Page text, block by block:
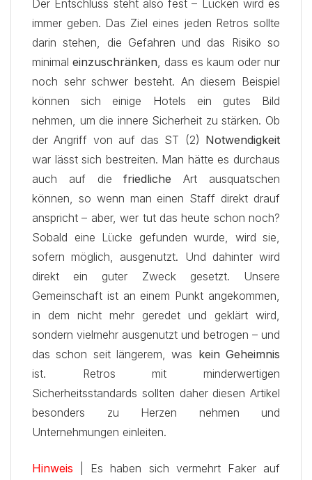
Der Entschluss steht also fest – Lücken wird es
immer geben. Das Ziel eines jeden Retros sollte
darin stehen, die Gefahren und das Risiko so
minimal einzuschränken, dass es kaum oder nur
noch sehr schwer besteht. An diesem Beispiel
können sich einige Hotels ein gutes Bild
nehmen, um die innere Sicherheit zu stärken. Ob
der Angriff von auf das ST (2) Notwendigkeit
war lässt sich bestreiten. Man hätte es durchaus
auch auf diefriedliche Art ausquatschen
können, so wenn man einen Staff direkt drauf
anspricht – aber, wer tut das heute schon noch?
Sobald eine Lücke gefunden wurde, wird sie,
sofern möglich, ausgenutzt. Und dahinter wird
direkt ein guter Zweck gesetzt. Unsere
Gemeinschaft ist an einem Punkt angekommen,
in dem nicht mehr geredet und geklärt wird,
sondern vielmehr ausgenutzt und betrogen – und
das schon seit längerem, was kein Geheimnis
ist. Retros mit minderwertigen
Sicherheitsstandards sollten daher diesen Artikel
besonders zu Herzen nehmen und
Unternehmungen einleiten.
Hinweis | Es haben sich vermehrt Faker auf